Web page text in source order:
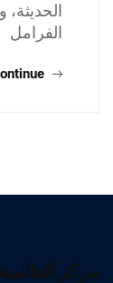
الفرامل
مركز